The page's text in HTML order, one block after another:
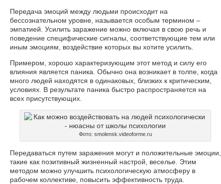
Передача эмоций между людьми происходит на
бессознательном уровне, называется особым термином –
эмпатией. Усилить заражение можно включая в свою речь и
поведение специфические сигналы, соответствующие тем или
иным эмоциям, воздействие которых вы хотите усилить.
Примером, хорошо характеризующим этот метод и силу его
влияния является паника. Обычно она возникает в толпе, когда
много людей находятся в одинаковых, близких к критическим,
условиях. В результате паника быстро распространяется на
всех присутствующих.
Фото: smolensk.videoforme.ru
Передаваться путем заражения могут и положительные эмоции,
такие как позитивный жизненный настрой, веселье. Этим
методом можно улучшить психологическую атмосферу в
рабочем коллективе, повысить эффективность труда.